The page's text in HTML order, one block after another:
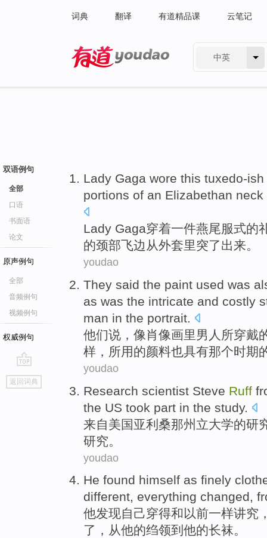
词典 翻译 有道精品课 云笔记
中英
双语例句
全部
口语
书面语
论文
原声例句
全部
音频例句
视频例句
权威例句
go
top
返回词典
Lady Gaga wore this tuxedo-ish
portions of an Elizabethan neck
Lady Gaga穿着一件燕尾服式的
的颈部飞边 从外套里突了出来。
youdao
They said the paint used was
as was the intricate and costly
man in the portrait.
他们说 ， 像肖像画里男人 所穿戴
样， 所用的颜料也具有那个时期
youdao
Research scientist Steve Ruff
the US took part in the study.
来自美国亚利桑那州立大学的研
研究 。
youdao
He found himself as finely
different, everything changed,
他发现自己穿得和 以前一样讲究
了 ， 从他的绉领到他的长袜。